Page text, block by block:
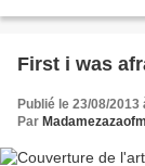
First i was
Publié le 23/08/2013
Par